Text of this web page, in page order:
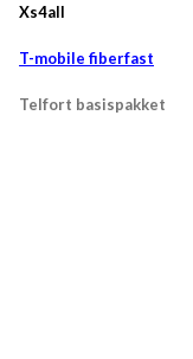
Xs4all
T-mobile fiberfast
Telfort basispakket